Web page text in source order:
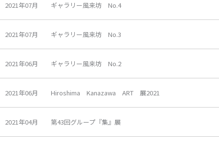
2021年07月 ギャラリー風来坊 No.4
2021年07月 ギャラリー風来坊 No.3
2021年06月 ギャラリー風来坊 No.2
2021年06月 Hiroshima Kanazawa ART 展2021
2021年04月 第43回グループ『集』展